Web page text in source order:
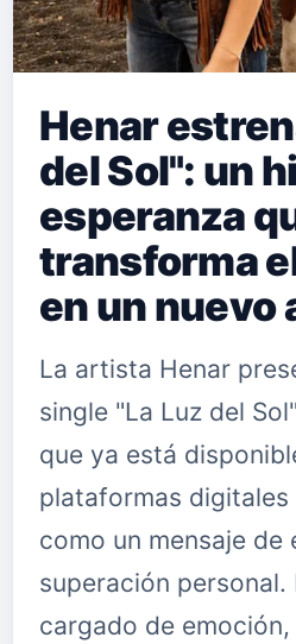
Henar
del Sol": un
esperanza
transforma
en un nuevo
La artista Henar
single "La Luz del
que ya está
plataformas digitales
como un mensaje de
superación personal.
cargado de